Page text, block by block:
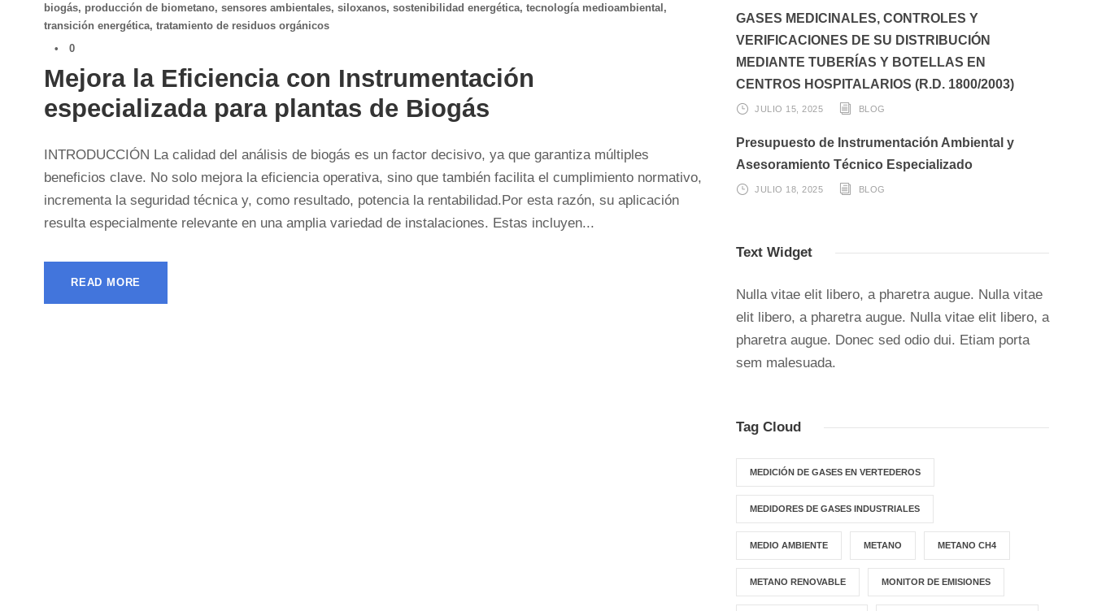
biogás, producción de biometano, sensores ambientales, siloxanos, sostenibilidad energética, tecnología medioambiental ,
transición energética, tratamiento de residuos orgánicos
•
0
Mejora la Eficiencia con Instrumentación
especializada para plantas de Biogás
INTRODUCCIÓN La calidad del análisis de biogás es un factor decisivo, ya que garantiza múltiples
beneficios clave. No solo mejora la eficiencia operativa, sino que también facilita el cumplimiento normativo,
incrementa la seguridad técnica y, como resultado, potencia la rentabilidad.Por esta razón, su aplicación
resulta especialmente relevante en una amplia variedad de instalaciones. Estas incluyen...
READ MORE
GASES MEDICINALES, CONTROLES Y
VERIFICACIONES DE SU DISTRIBUCIÓN
MEDIANTE TUBERÍAS Y BOTELLAS EN
CENTROS HOSPITALARIOS (R.D. 1800/2003)
JULIO 15, 2025 BLOG
Presupuesto de Instrumentación Ambiental y
Asesoramiento Técnico Especializado
JULIO 18, 2025 BLOG
Text Widget
Nulla vitae elit libero, a pharetra augue. Nulla vitae
elit libero, a pharetra augue. Nulla vitae elit libero, a
pharetra augue. Donec sed odio dui. Etiam porta
sem malesuada.
Tag Cloud
MEDICIÓN DE GASES EN VERTEDEROS
MEDIDORES DE GASES INDUSTRIALES
MEDIO AMBIENTE METANO METANO CH4
METANO RENOVABLE MONITOR DE EMISIONES